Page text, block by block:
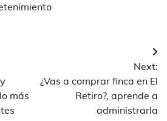
más
Next:
¿Vas a comprar finca en El
Retiro?, aprende a
administrarla